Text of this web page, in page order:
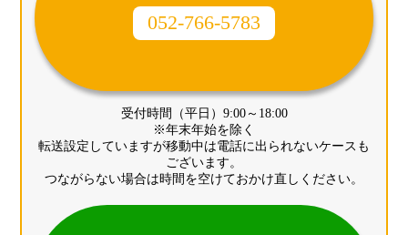
052-766-5783
受付時間（平日）9:00～18:00
※年末年始を除く
転送設定していますが移動中は電話に出られないケースも
ございます。
つながらない場合は時間を空けておかけ直しください。